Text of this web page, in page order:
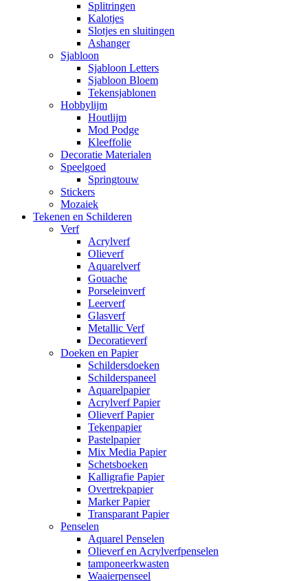
Splitringen
Kalotjes
Slotjes en sluitingen
Ashanger
Sjabloon
Sjabloon Letters
Sjabloon Bloem
Tekensjablonen
Hobbylijm
Houtlijm
Mod Podge
Kleeffolie
Decoratie Materialen
Speelgoed
Springtouw
Stickers
Mozaiek
Tekenen en Schilderen
Verf
Acrylverf
Olieverf
Aquarelverf
Gouache
Porseleinverf
Leerverf
Glasverf
Metallic Verf
Decoratieverf
Doeken en Papier
Schildersdoeken
Schilderspaneel
Aquarelpapier
Acrylverf Papier
Olieverf Papier
Tekenpapier
Pastelpapier
Mix Media Papier
Schetsboeken
Kalligrafie Papier
Overtrekpapier
Marker Papier
Transparant Papier
Penselen
Aquarel Penselen
Olieverf en Acrylverfpenselen
tamponeerkwasten
Waaierpenseel